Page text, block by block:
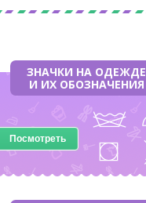
ЗНАЧКИ НА ОДЕЖДЕ
И ИХ ОБОЗНАЧЕНИЯ
Посмотреть